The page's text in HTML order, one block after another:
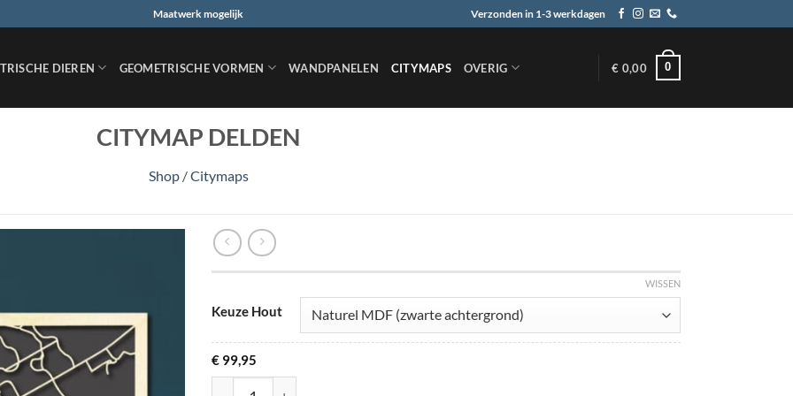
Maatwerk mogelijk Verzonden in 1-3 werkdagen
DIEREN GEOMETRISCHE VORMEN WANDPANELEN CITYMAPS OVERIG € 0,00 0
CITYMAP DELDEN
Shop /Citymaps
Keuze Hout
WISSEN
€ 99,95
Citymap Delden aantal